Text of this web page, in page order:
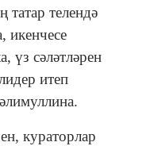
татар телендә
икенчесе
үз сәләтләрен
итеп
кураторлар